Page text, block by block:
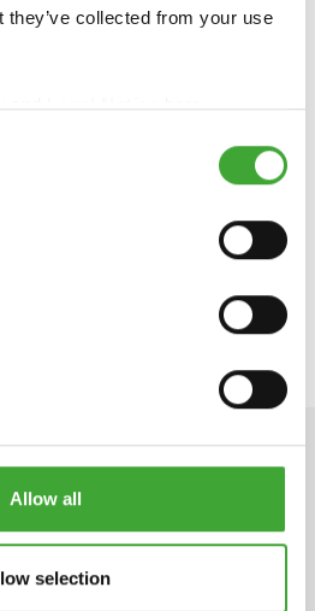
they’ve collected from your use
andLegal Noticehere.
Allow all
selection
1A
17 89